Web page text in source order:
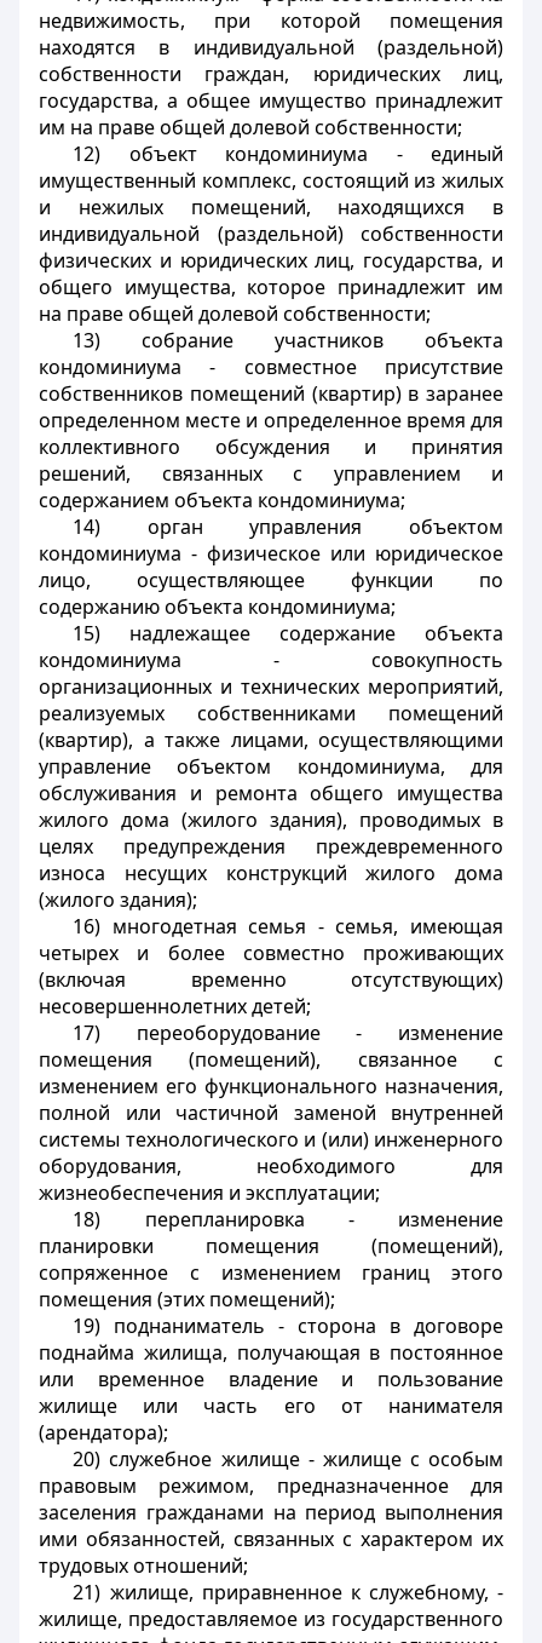
недвижимость, при которой помещения
находятся в индивидуальной (раздельной)
собственности граждан, юридических лиц,
государства, а общее имущество принадлежит
им на праве общей долевой собственности;
12) объект кондоминиума - единый
имущественный комплекс, состоящий из жилых
и нежилых помещений, находящихся в
индивидуальной (раздельной) собственности
физических и юридических лиц, государства, и
общего имущества, которое принадлежит им
на праве общей долевой собственности;
13) собрание участников объекта
кондоминиума - совместное присутствие
собственников помещений (квартир) в заранее
определенном месте и определенное время для
коллективного обсуждения и принятия
решений, связанных с управлением и
содержанием объекта кондоминиума;
14) орган управления объектом
кондоминиума - физическое или юридическое
лицо, осуществляющее функции по
содержанию объекта кондоминиума;
15) надлежащее содержание объекта
кондоминиума - совокупность
организационных и технических мероприятий,
реализуемых собственниками помещений
(квартир), а также лицами, осуществляющими
управление объектом кондоминиума, для
обслуживания и ремонта общего имущества
жилого дома (жилого здания), проводимых в
целях предупреждения преждевременного
износа несущих конструкций жилого дома
(жилого здания);
16) многодетная семья - семья, имеющая
четырех и более совместно проживающих
(включая временно отсутствующих)
несовершеннолетних детей;
17) переоборудование - изменение
помещения (помещений), связанное с
изменением его функционального назначения,
полной или частичной заменой внутренней
системы технологического и (или) инженерного
оборудования, необходимого для
жизнеобеспечения и эксплуатации;
18) перепланировка - изменение
планировки помещения (помещений),
сопряженное с изменением границ этого
помещения (этих помещений);
19) поднаниматель - сторона в договоре
поднайма жилища, получающая в постоянное
или временное владение и пользование
жилище или часть его от нанимателя
(арендатора);
20) служебное жилище - жилище с особым
правовым режимом, предназначенное для
заселения гражданами на период выполнения
ими обязанностей, связанных с характером их
трудовых отношений;
21) жилище, приравненное к служебному, -
жилище, предоставляемое из государственного